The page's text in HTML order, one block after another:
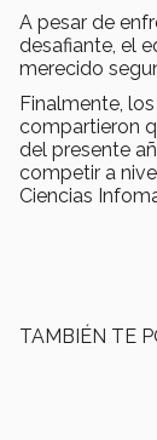
A pesar de
desafiante, el
merecido
Finalmente,
compartieron
del presente
competir a
Ciencias
TAMBIÉN TE